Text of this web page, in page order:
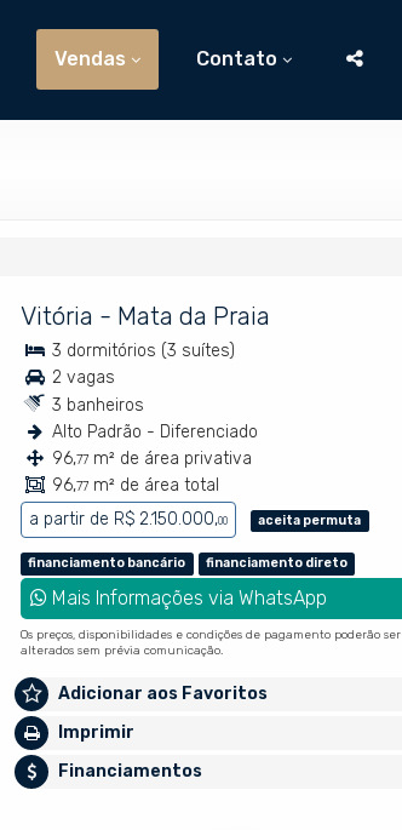
Vendas Contato
Vitória - Mata da Praia
3 dormitórios (3 suítes)
2 vagas
3 banheiros
Alto Padrão - Diferenciado
96,77 m² de área privativa
96,77 m² de área total
a partir de R$ 2.150.000,00 aceita permuta
financiamento bancário financiamento direto
Mais Informações via WhatsApp
Os preços, disponibilidades e condições de pagamento poderão ser
alterados sem prévia comunicação.
Adicionar aos Favoritos
Imprimir
Financiamentos